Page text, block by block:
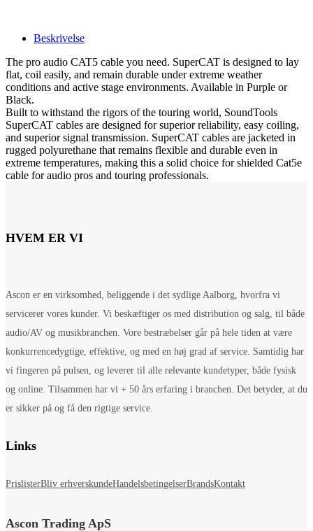
Beskrivelse
The pro audio CAT5 cable you need. SuperCAT is designed to lay
flat, coil easily, and remain durable under extreme weather
conditions and active stage environments. Available in Purple or
Black.
Built to withstand the rigors of the touring world, SoundTools
SuperCAT cables are designed for superior reliability, easy coiling,
and superior signal transmission. SuperCAT cables are jacketed in
rugged polyurethane that remains flexible and durable even in
extreme temperatures, making this a solid choice for shielded Cat5e
cable for audio pros and touring professionals.
HVEM ER VI
Ascon er en virksomhed, beliggende i det sydlige Aalborg, hvorfra vi
servicerer vores kunder. Vi beskæftiger os med distribution og salg, til både
audio/AV og musikbranchen. Vore bestræbelser går på hele tiden at være
konkurrencedygtige, effektive, og med en høj grad af service. Samtidig har
vi fingeren på pulsen, og leverer til alle relevante kundetyper, både fysisk
og online. Tilsammen har vi + 50 års erfaring i branchen. Det betyder, at du
er sikker på og få den rigtige service.
Links
PrislisterBliv erhverskundeHandelsbetingelserBrandsKontakt
Ascon Trading ApS